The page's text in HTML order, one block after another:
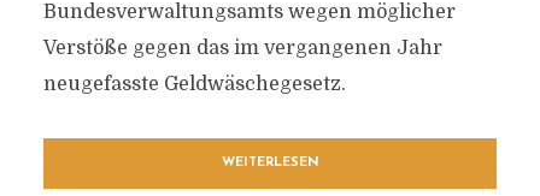
Bundesverwaltungsamts wegen möglicher
Verstöße gegen das im vergangenen Jahr
neugefasste Geldwäschegesetz.
WEITERLESEN